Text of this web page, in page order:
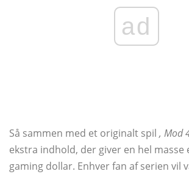
ad
Så sammen med et originalt spil , Mod
ekstra indhold, der giver en hel masse
gaming dollar. Enhver fan af serien vil